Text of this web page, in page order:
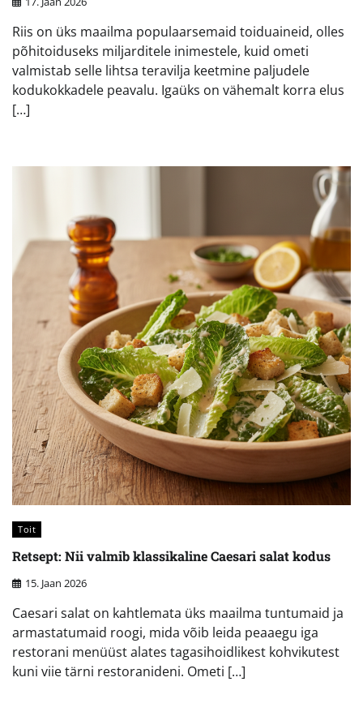
Riis on üks maailma populaarsemaid toiduaineid, olles
põhitoiduseks miljarditele inimestele, kuid ometi
valmistab selle lihtsa teravilja keetmine paljudele
kodukokkadele peavalu. Igaüks on vähemalt korra elus
[…]
Toit
Retsept: Nii valmib klassikaline Caesari salat kodus
15. Jaan 2026
Caesari salat on kahtlemata üks maailma tuntumaid ja
armastatumaid roogi, mida võib leida peaaegu iga
restorani menüüst alates tagasihoidlikest kohvikutest
kuni viie tärni restoranideni. Ometi […]